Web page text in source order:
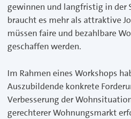
gewinnen und langfristig in der
braucht es mehr als attraktive
müssen faire und bezahlbare
geschaffen werden.
Im Rahmen eines Workshops
Auszubildende konkrete
Verbesserung der
gerechterer Wohnungsmarkt